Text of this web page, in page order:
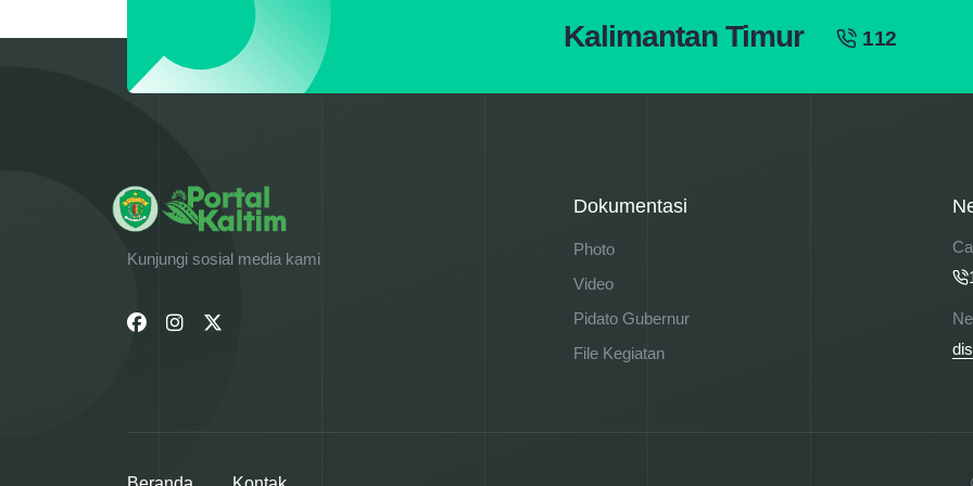
Kalimantan Timur 112
Kunjungi sosial media kami
Dokumentasi
Photo
Video
Pidato Gubernur
File Kegiatan